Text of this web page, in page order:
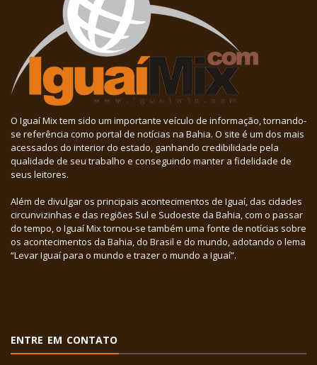
O Iguaí Mix tem sido um importante veículo de informação, tornando-
se referência como portal de notícias na Bahia. O site é um dos mais
acessados do interior do estado, ganhando credibilidade pela
qualidade de seu trabalho e conseguindo manter a fidelidade de
seus leitores.
Além de divulgar os principais acontecimentos de Iguaí, das cidades
circunvizinhas e das regiões Sul e Sudoeste da Bahia, com o passar
do tempo, o Iguaí Mix tornou-se também uma fonte de notícias sobre
os acontecimentos da Bahia, do Brasil e do mundo, adotando o lema
“Levar Iguaí para o mundo e trazer o mundo a Iguaí”.
ENTRE EM CONTATO